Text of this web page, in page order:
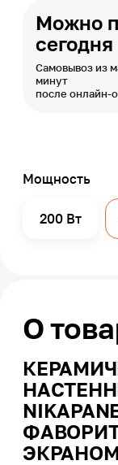
Можно
сегодня
Самовывоз из
минут
после онлайн-
Мощность
200 Вт
О